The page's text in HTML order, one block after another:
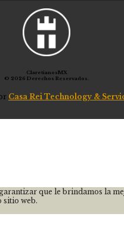
ClaretianosMX
© 2026 Derechos Reservados.
Casa Rei Technology &
que le brindamos la
sitio web.